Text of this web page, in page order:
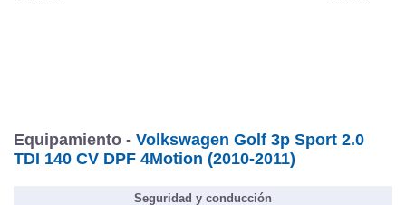
Equipamiento - Volkswagen Golf 3p Sport 2.0
TDI 140 CV DPF 4Motion (2010-2011)